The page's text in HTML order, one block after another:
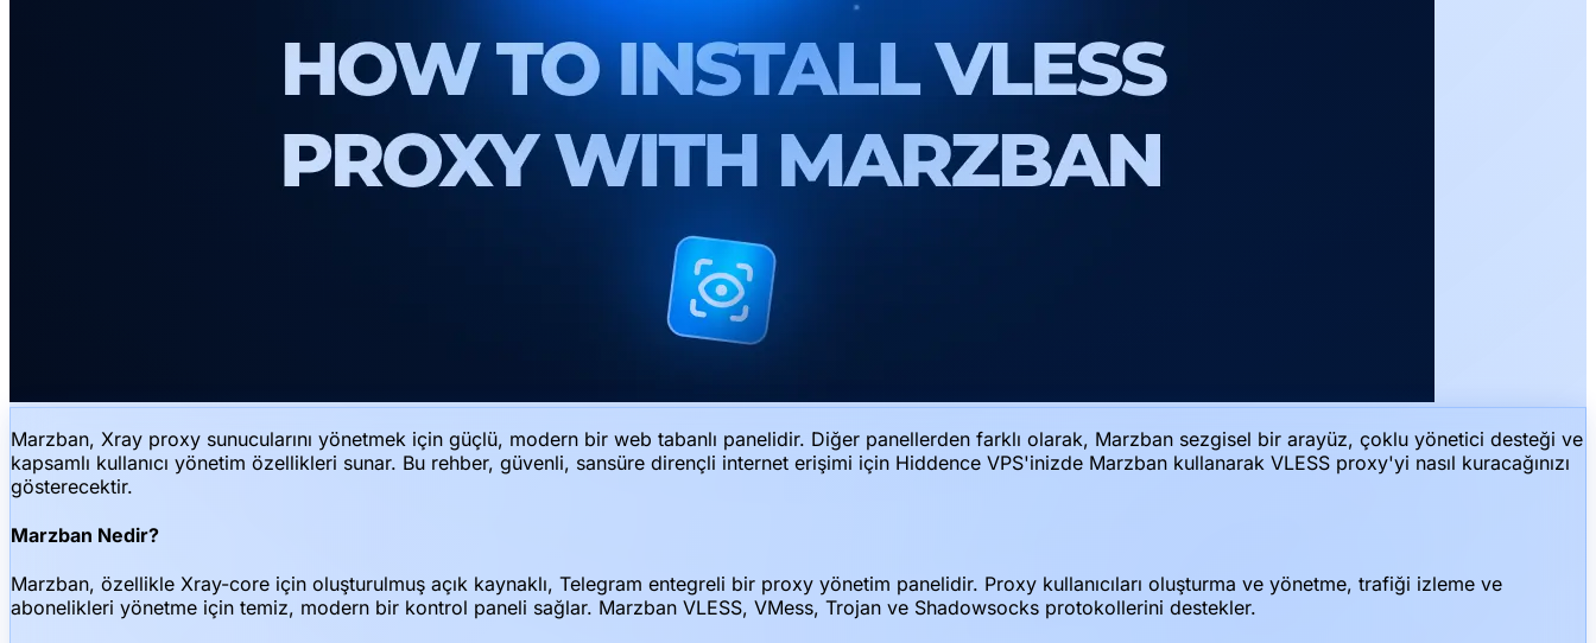
Marzban, Xray proxy sunucularını yönetmek için güçlü, modern bir web tabanlı panelidir. Diğer panellerden farklı olarak, Marzban sezgisel bir arayüz, çoklu yönetici desteği ve
kapsamlı kullanıcı yönetim özellikleri sunar. Bu rehber, güvenli, sansüre dirençli internet erişimi için Hiddence VPS'inizde Marzban kullanarak VLESS proxy'yi nasıl kuracağınızı
gösterecektir.
Marzban Nedir?
Marzban, özellikle Xray-core için oluşturulmuş açık kaynaklı, Telegram entegreli bir proxy yönetim panelidir. Proxy kullanıcıları oluşturma ve yönetme, trafiği izleme ve
abonelikleri yönetme için temiz, modern bir kontrol paneli sağlar. Marzban VLESS, VMess, Trojan ve Shadowsocks protokollerini destekler.